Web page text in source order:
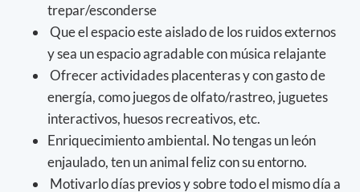
trepar/esconderse
Que el espacio este aislado de los ruidos externos
y sea un espacio agradable con música relajante
Ofrecer actividades placenteras y con gasto de
energía, como juegos de olfato/rastreo, juguetes
interactivos, huesos recreativos, etc.
Enriquecimiento ambiental. No tengas un león
enjaulado, ten un animal feliz con su entorno.
Motivarlo días previos y sobre todo el mismo día a